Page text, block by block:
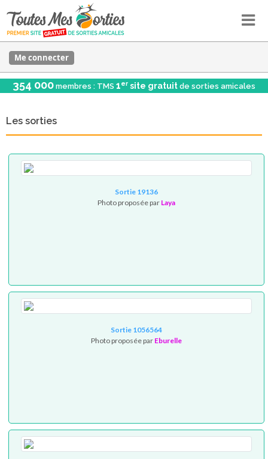
Me connecter
354 000 membres : TMS 1er site gratuit de sorties amicales
Les sorties
Sortie 19136
Photo proposée par Laya
Sortie 1056564
Photo proposée par Eburelle